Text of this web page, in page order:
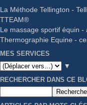
La Méthode Tellington -
TTEAM®
Le massage sportif équin
Thermographie Equine -
MES SERVICES
▼
RECHERCHER DANS CE